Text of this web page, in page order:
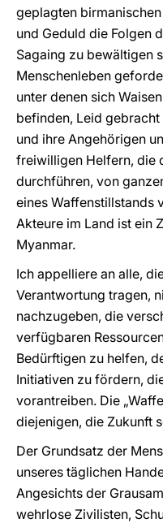
geplagten
und Geduld die Folgen
Sagaing zu bewältigen
Menschenleben
unter denen sich
befinden, Leid
und ihre Angehörigen
freiwilligen Helfern, die
durchführen, von
eines Waffenstillstands
Akteure im Land ist ein
Myanmar.
Ich appelliere an alle,
Verantwortung tragen,
nachzugeben, die
verfügbaren
Bedürftigen zu helfen,
Initiativen zu fördern,
vorantreiben. Die
diejenigen, die Zukunft
Der Grundsatz der
unseres täglichen
Angesichts der
wehrlose Zivilisten,